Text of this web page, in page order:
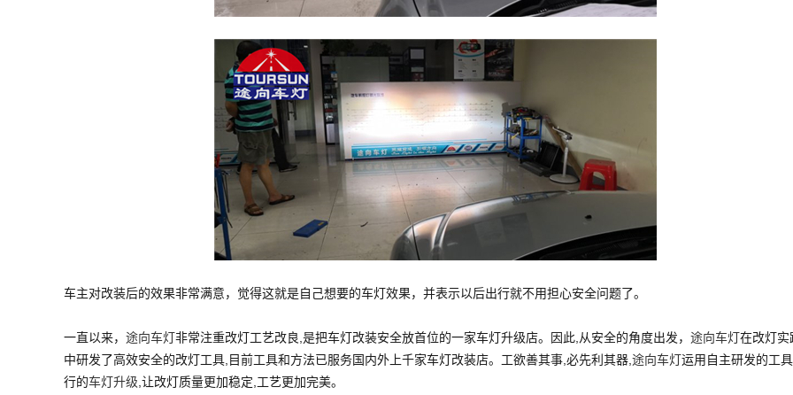
车主对改装后的效果非常满意，觉得这就是自己想要的车灯效果，并表示以后出行就不用担心安全问题了。
一直以来， 途向车灯非常注重改灯工艺改良,是把车灯改装安全放首位的一家车灯升级店。因此,从安全的角度出发， 途向车灯在改灯实
中研发了高效安全的改灯工具,目前工具和方法已服务国内外上千家车灯改装店。工欲善其事,必先利其器, 途向车灯运用自主研发的工
行的车灯升级 ,让改灯质量更加稳定,工艺更加完美。